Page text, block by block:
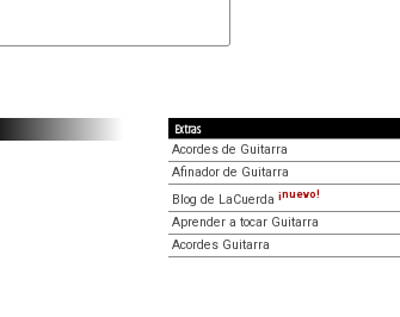
Extras
Acordes de Guitarra
Afinador de Guitarra
Blog de LaCuerda ¡nuevo!
Aprender a tocar Guitarra
Acordes Guitarra